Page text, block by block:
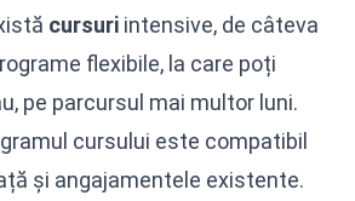
cursuri intensive, de câteva
flexibile, la care poți
pe parcursul mai multor luni.
cursului este compatibil
și angajamentele existente.